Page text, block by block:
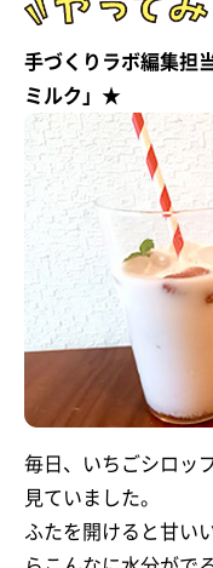
手づくりラボ編集担
ミルク」★
毎日、いちごシロッ
見ていました。
ふたを開けると甘い